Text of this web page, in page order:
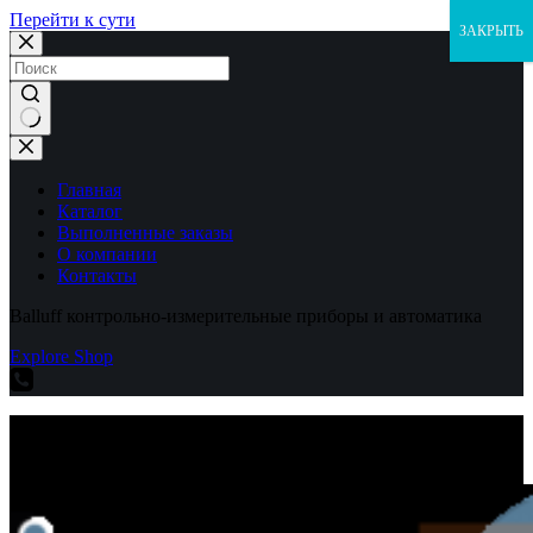
Перейти к сути
Ничего
не
найденоГлавная
Каталог
Выполненные заказы
О компании
Контакты
Balluff контрольно-измерительные приборы и автоматика
Explore Shop
ЗАКРЫТЬ